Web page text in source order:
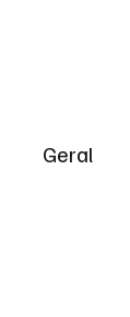
Geral